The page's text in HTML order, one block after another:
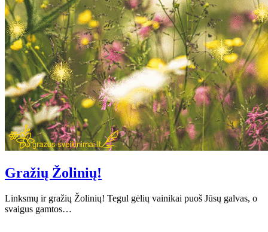
Gražių Žolinių!
Linksmų ir gražių Žolinių! Tegul gėlių vainikai puoš Jūsų galvas, o
svaigus gamtos…